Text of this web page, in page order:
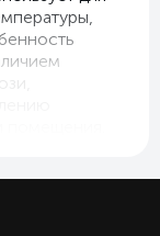
помещения.